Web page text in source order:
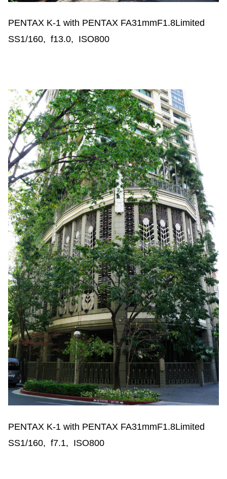
PENTAX K-1 with PENTAX FA31mmF1.8Limited
SS1/160, f13.0, ISO800
PENTAX K-1 with PENTAX FA31mmF1.8Limited
SS1/160, f7.1, ISO800